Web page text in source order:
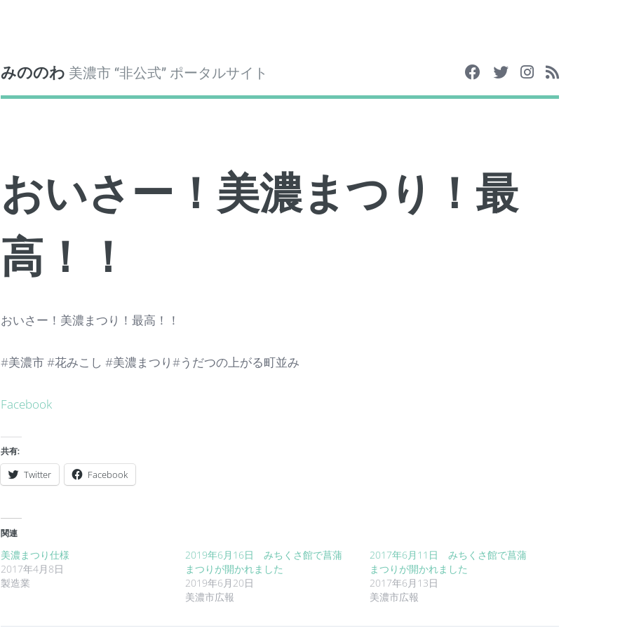
みののわ 美濃市 “非公式” ポータルサイト
おいさー！美濃まつり！最
高！！
おいさー！美濃まつり！最高！！
#美濃市 #花みこし #美濃まつり#うだつの上がる町並み
Facebook
共有:
Twitter Facebook
関連
美濃まつり仕様
2017年4月8日
製造業
2019年6月16日 みちくさ館で菖蒲
まつりが開かれました
2019年6月20日
美濃市広報
2017年6月11日 みちくさ館で菖蒲
まつりが開かれました
2017年6月13日
美濃市広報